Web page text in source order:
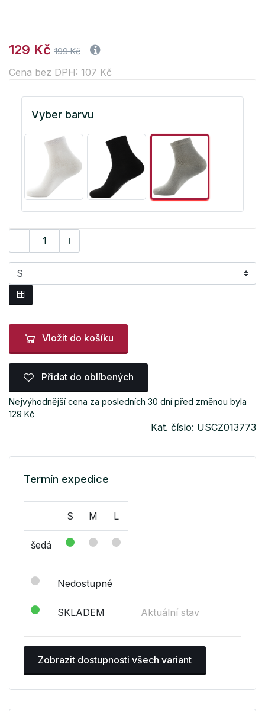
129 Kč 199 Kč
Cena bez DPH: 107 Kč
Vyber barvu
Vložit do košíku
Přidat do oblíbených
Nejvýhodnější cena za posledních 30 dní před změnou byla
129 Kč
Kat. číslo: USCZ013773
Termín expedice
S M L
šedá
Nedostupné
SKLADEM Aktuální stav
Zobrazit dostupnosti všech variant